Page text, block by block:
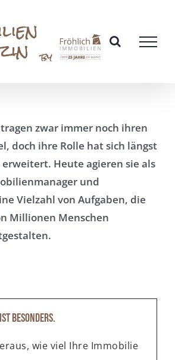
zwar immer noch ihren
doch ihre Rolle hat sich längst
Heute agieren sie als
und
Vielzahl von Aufgaben, die
Millionen Menschen
besonders.
wie viel Ihre Immobilie